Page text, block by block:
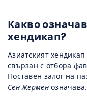
Какво
хендикап?
Азиатският
свързан с отбора
Поставен залог на
Сен Жермен